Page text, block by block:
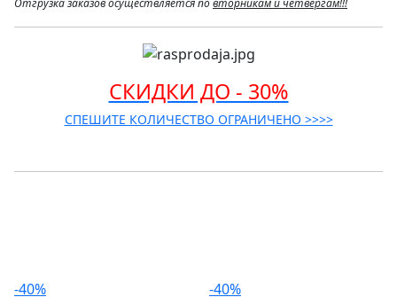
Отгрузка заказов осуществляется повторникам и четвергам!!!
СКИДКИ ДО - 30%
СПЕШИТЕ КОЛИЧЕСТВО ОГРАНИЧЕНО >>>>
-40% -40%